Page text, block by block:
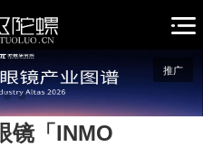
推广
镜「INMO